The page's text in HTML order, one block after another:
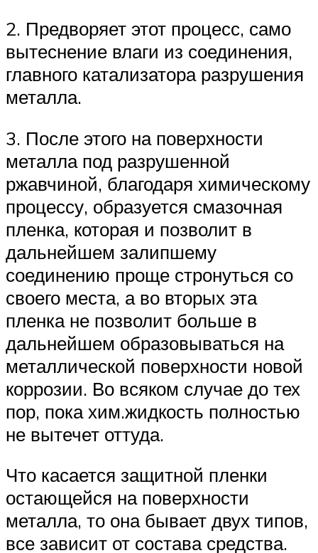
2. Предворяет этот процесс, само
вытеснение влаги из соединения,
главного катализатора разрушения
металла.
3. После этого на поверхности
металла под разрушенной
ржавчиной, благодаря химическому
процессу, образуется смазочная
пленка, которая и позволит в
дальнейшем залипшему
соединению проще стронуться со
своего места, а во вторых эта
пленка не позволит больше в
дальнейшем образовываться на
металлической поверхности новой
коррозии. Во всяком случае до тех
пор, пока хим.жидкость полностью
не вытечет оттуда.
Что касается защитной пленки
остающейся на поверхности
металла, то она бывает двух типов,
все зависит от состава средства.